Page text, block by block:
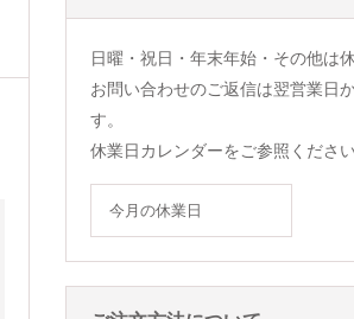
日曜・祝日・年末年始・その他は
お問い合わせのご返信は翌営業日
す。
休業日カレンダーをご参照ください
今月の休業日